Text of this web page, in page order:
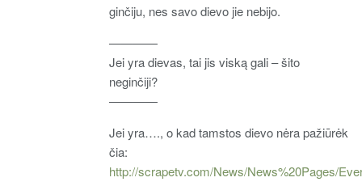
ginčiju, nes savo dievo jie nebijo.
————
Jei yra dievas, tai jis viską gali – šito
neginčiji?
————
Jei yra…., o kad tamstos dievo nėra pažiūrėk
čia:
http://scrapetv.com/News/News%20Pages/